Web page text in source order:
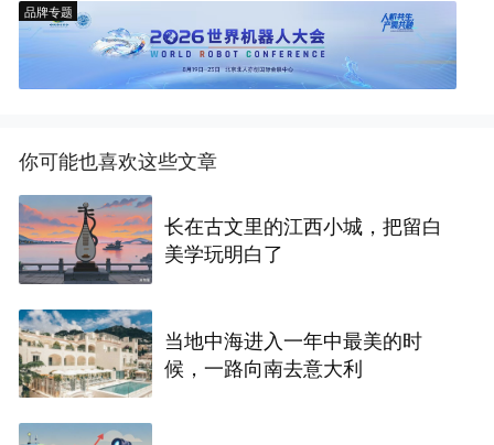
品牌专题
你可能也喜欢这些文章
长在古文里的江西小城，把留白
美学玩明白了
当地中海进入一年中最美的时
候，一路向南去意大利